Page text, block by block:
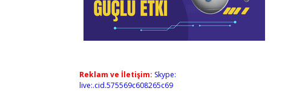
Reklam ve İletişim: Skype:
live:.cid.575569c608265c69